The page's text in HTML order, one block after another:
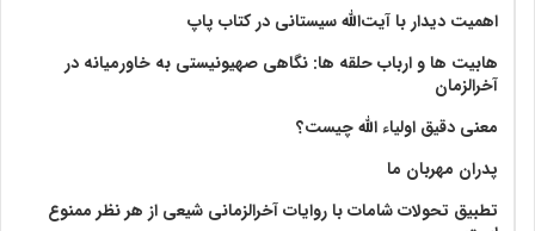
اهمیت دیدار با آیت‌الله سیستانی در کتاب پاپ
هابیت ها و ارباب حلقه ها: نگاهی صهیونیستی به خاورمیانه در
آخرالزمان
معنی دقیق اولیاء الله چیست؟
پدران مهربان ما
تطبیق تحولات شامات با روایات آخرالزمانی شیعی از هر نظر ممنوع